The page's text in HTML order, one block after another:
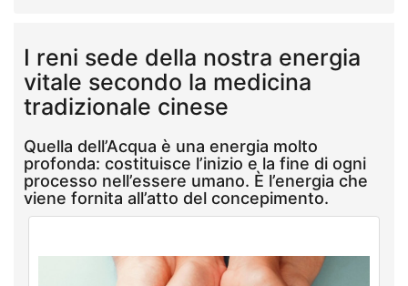
I reni sede della nostra energia
vitale secondo la medicina
tradizionale cinese
Quella dell’Acqua è una energia molto
profonda: costituisce l’inizio e la fine di ogni
processo nell’essere umano. È l’energia che
viene fornita all’atto del concepimento.